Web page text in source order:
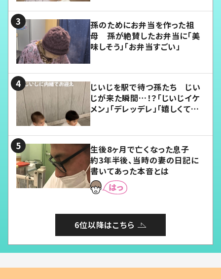
孫のためにお弁当を作った祖
母 孫が絶賛したお弁当に「美
味しそう」「お弁当すごい」
じいじを駅で待つ孫たち じい
じが来た瞬間…！？「じいじイケ
メン」「デレッデレ」「嬉しくて可
生後8ヶ月で亡くなった息子
約3年半後、当時の妻の日記に
書いてあった本音とは
6位以降はこちら